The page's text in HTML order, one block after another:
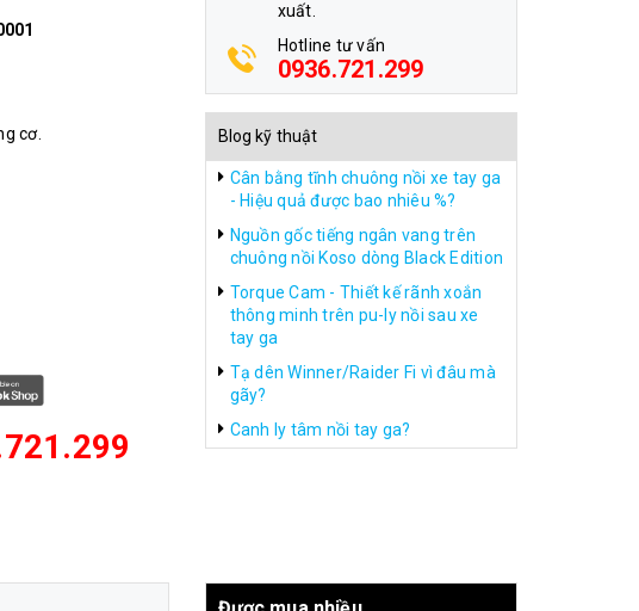
cơ.
xuất.
Hotline tư vấn
0936.721.299
Blog kỹ thuật
Cân bằng tĩnh chuông nồi xe tay ga
- Hiệu quả được bao nhiêu %?
Nguồn gốc tiếng ngân vang trên
chuông nồi Koso dòng Black Edition
Torque Cam - Thiết kế rãnh xoắn
thông minh trên pu-ly nồi sau xe
tay ga
Tạ dên Winner/Raider Fi vì đâu mà
gãy?
Canh ly tâm nồi tay ga?